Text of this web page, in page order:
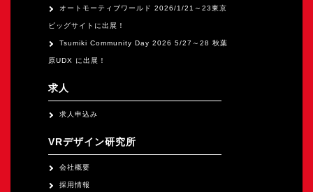
オートモーティブワールド 2026/1/21～23東京
ビッグサイトに出展！
Tsumiki Community Day 2026 5/27～28 秋葉
原UDX に出展！
求人
求人申込み
VRデザイン研究所
会社概要
採用情報